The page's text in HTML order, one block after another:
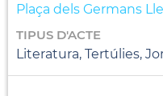
Plaça dels Germans
TIPUS D'ACTE
Literatura, Tertúlies,